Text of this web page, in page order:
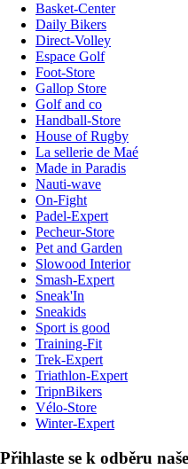
Basket-Center
Daily Bikers
Direct-Volley
Espace Golf
Foot-Store
Gallop Store
Golf and co
Handball-Store
House of Rugby
La sellerie de Maé
Made in Paradis
Nauti-wave
On-Fight
Padel-Expert
Pecheur-Store
Pet and Garden
Slowood Interior
Smash-Expert
Sneak'In
Sneakids
Sport is good
Training-Fit
Trek-Expert
Triathlon-Expert
TripnBikers
Vélo-Store
Winter-Expert
Přihlaste se k odběru